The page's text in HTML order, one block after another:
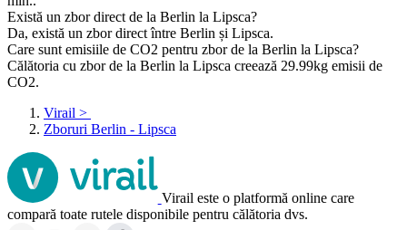
Există un zbor direct de la Berlin la Lipsca?
Da, există un zbor direct între Berlin și Lipsca.
Care sunt emisiile de CO2 pentru zbor de la Berlin la Lipsca?
Călătoria cu zbor de la Berlin la Lipsca creează 29.99kg emisii de
CO2.
Virail >
Zboruri Berlin - Lipsca
Virail este o platformă online care
compară toate rutele disponibile pentru călătoria dvs.